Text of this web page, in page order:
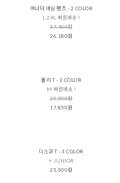
어나더 데님 팬츠 - 2 COLOR
L,2XL 빠른배송 !
37,400원
26,180원
몰리 T - 2 COLOR
M 빠른배송 !
25,500원
17,850원
디스코 T - 3 COLOR
+ JUNIOR
25,500원